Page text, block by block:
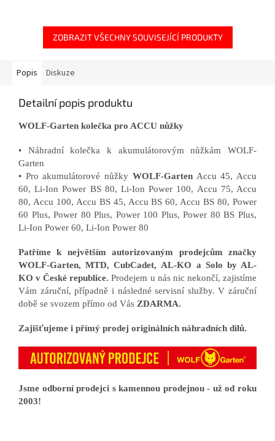
ZOBRAZIT VŠECHNY SOUVISEJÍCÍ PRODUKTY
Popis Diskuze
Detailní popis produktu
WOLF-Garten kolečka pro ACCU nůžky
• Náhradní kolečka k akumulátorovým nůžkám WOLF-
Garten
• Pro akumulátorové nůžky WOLF-GartenAccu 45, Accu
60, Li-Ion Power BS 80, Li-Ion Power 100, Accu 75, Accu
80, Accu 100, Accu BS 45, Accu BS 60, Accu BS 80, Power
60 Plus, Power 80 Plus, Power 100 Plus, Power 80 BS Plus,
Li-Ion Power 60, Li-Ion Power 80
Patříme k největším autorizovaným prodejcům značky
WOLF-Garten, MTD, CubCadet, AL-KO a Solo by AL-
KO v České republice.Prodejem u nás nic nekončí, zajistíme
Vám záruční, případně i následné servisní služby. V záruční
době se svozem přímo od Vás ZDARMA.
Zajišťujeme i přímý prodej originálních náhradních dílů.
Jsme odborní prodejci s kamennou prodejnou - už od roku
2003!